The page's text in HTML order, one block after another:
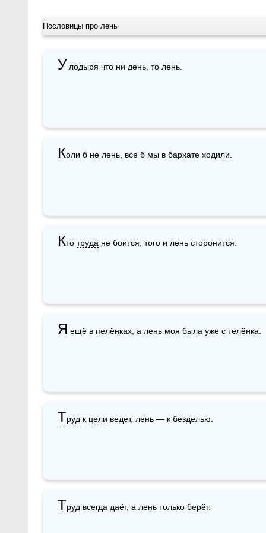
Пословицы про лень
У лодыря что ни день, то лень.
Коли б не лень, все б мы в бархате ходили.
Кто труда не боится, того и лень сторонится.
Я ещё в пелёнках, а лень моя была уже с телёнка.
Труд к цели ведет, лень — к безделью.
Труд всегда даёт, а лень только берёт.